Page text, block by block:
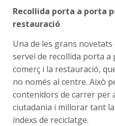
Recollida porta a porta
restauració
Una de les grans novetats
servei de recollida porta a
comerç i la restauració,
no només al centre. Això
contenidors de carrer per
ciutadania i millorar tant
índexs de reciclatge.